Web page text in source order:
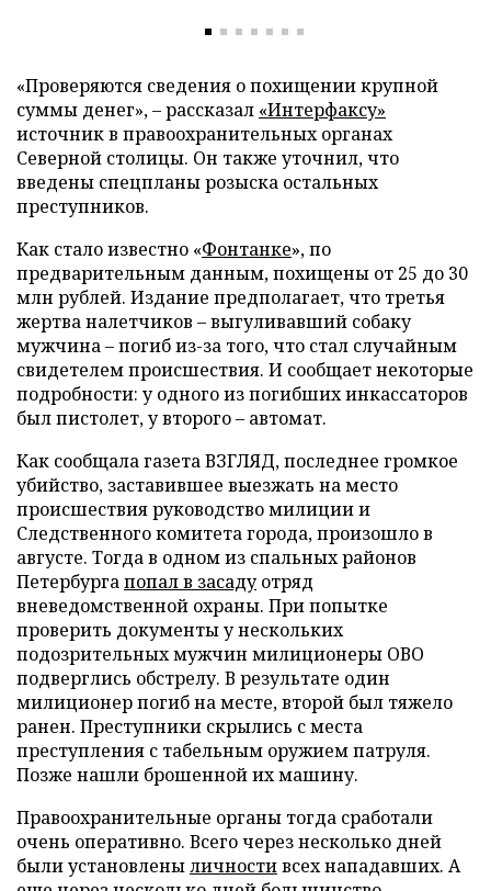
«Проверяются сведения о похищении крупной
суммы денег», – рассказал «Интерфаксу»
источник в правоохранительных органах
Северной столицы. Он также уточнил, что
введены спецпланы розыска остальных
преступников.
Как стало известно «Фонтанке», по
предварительным данным, похищены от 25 до 30
млн рублей. Издание предполагает, что третья
жертва налетчиков – выгуливавший собаку
мужчина – погиб из-за того, что стал случайным
свидетелем происшествия. И сообщает некоторые
подробности: у одного из погибших инкассаторов
был пистолет, у второго – автомат.
Как сообщала газета ВЗГЛЯД, последнее громкое
убийство, заставившее выезжать на место
происшествия руководство милиции и
Следственного комитета города, произошло в
августе. Тогда в одном из спальных районов
Петербургапопал в засадуотряд
вневедомственной охраны. При попытке
проверить документы у нескольких
подозрительных мужчин милиционеры ОВО
подверглись обстрелу. В результате один
милиционер погиб на месте, второй был тяжело
ранен. Преступники скрылись с места
преступления с табельным оружием патруля.
Позже нашли брошенной их машину.
Правоохранительные органы тогда сработали
очень оперативно. Всего через несколько дней
были установленыличностивсех нападавших. А